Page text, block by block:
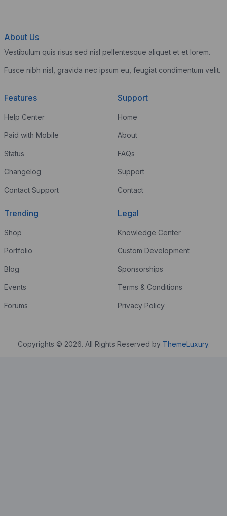
About Us
Vestibulum quis risus sed nisl pellentesque aliquet et et lorem.
Fusce nibh nisl, gravida nec ipsum eu, feugiat condimentum velit.
Features
Help Center
Paid with Mobile
Status
Changelog
Contact Support
Support
Home
About
FAQs
Support
Contact
Trending
Shop
Portfolio
Blog
Events
Forums
Legal
Knowledge Center
Custom Development
Sponsorships
Terms & Conditions
Privacy Policy
Copyrights © 2026. All Rights Reserved by ThemeLuxury.